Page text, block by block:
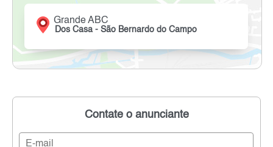
Grande ABC
Dos Casa - São Bernardo do Campo
Contate o anunciante